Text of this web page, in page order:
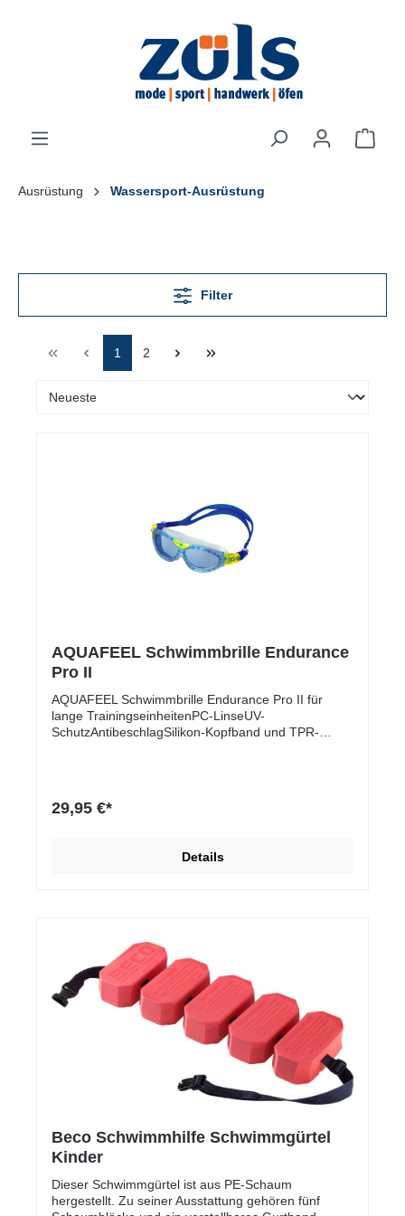
Ausrüstung Wassersport-Ausrüstung
Filter
1 2
AQUAFEEL Schwimmbrille Endurance
Pro II
AQUAFEEL Schwimmbrille Endurance Pro II für
lange TrainingseinheitenPC-LinseUV-
SchutzAntibeschlagSilikon-Kopfband und TPR-
29,95 €*
Details
Beco Schwimmhilfe Schwimmgürtel
Kinder
Dieser Schwimmgürtel ist aus PE-Schaum
hergestellt. Zu seiner Ausstattung gehören fünf